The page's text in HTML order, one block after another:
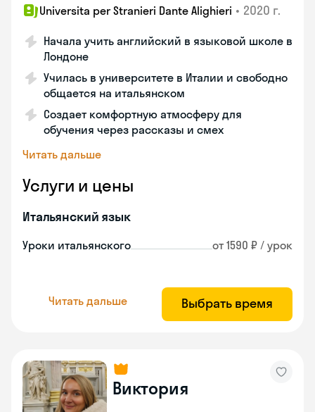
Universita per Stranieri Dante Alighieri • 2020 г.
Начала учить английский в языковой школе в
Лондоне
Училась в университете в Италии и свободно
общается на итальянском
Создает комфортную атмосферу для
обучения через рассказы и смех
Читать дальше
Услуги и цены
Итальянский язык
Уроки итальянского от 1590 ₽ / урок
Читать дальше Выбрать время
Виктория